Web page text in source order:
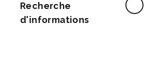
Recherche
d'informations